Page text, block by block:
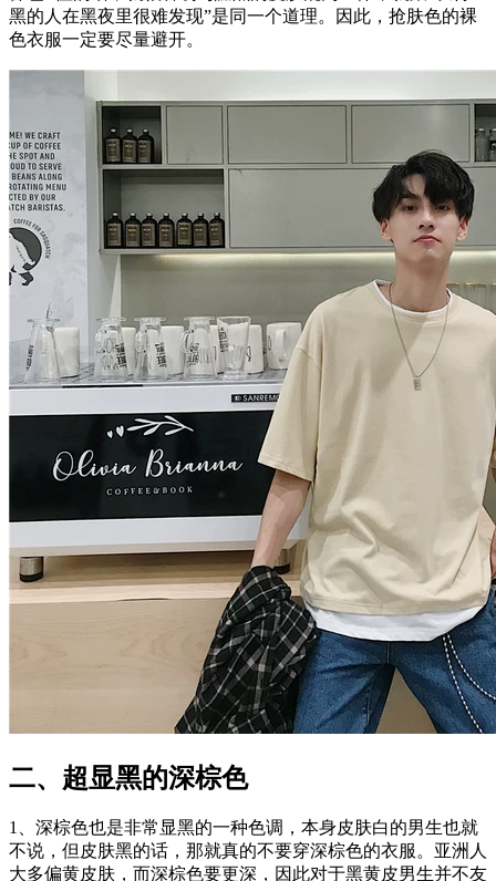
黑的人在黑夜里很难发现”是同一个道理。因此，抢肤色的裸
色衣服一定要尽量避开。
二、超显黑的深棕色
1、深棕色也是非常显黑的一种色调，本身皮肤白的男生也就
不说，但皮肤黑的话，那就真的不要穿深棕色的衣服。亚洲人
大多偏黄皮肤，而深棕色要更深，因此对于黑黄皮男生并不友